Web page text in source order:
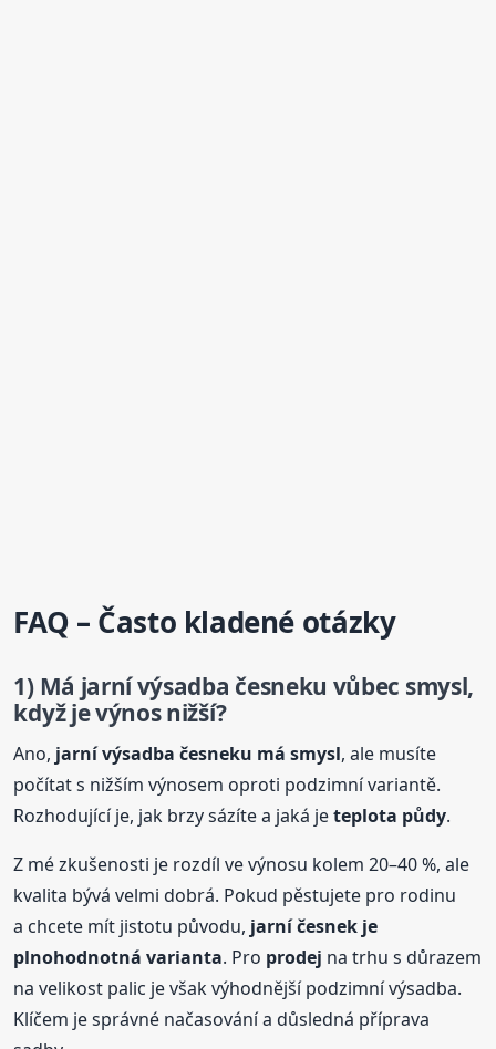
FAQ – Často kladené otázky
1) Má jarní výsadba česneku vůbec smysl,
když je výnos nižší?
Ano, jarní výsadba česneku má smysl, ale musíte
počítat s nižším výnosem oproti podzimní variantě.
Rozhodující je, jak brzy sázíte a jaká jeteplota půdy.
Z mé zkušenosti je rozdíl ve výnosu kolem 20–40 %, ale
kvalita bývá velmi dobrá. Pokud pěstujete pro rodinu
a chcete mít jistotu původu, jarní česnek je
plnohodnotná varianta. Pro prodej na trhu s důrazem
na velikost palic je však výhodnější podzimní výsadba.
Klíčem je správné načasování a důsledná příprava